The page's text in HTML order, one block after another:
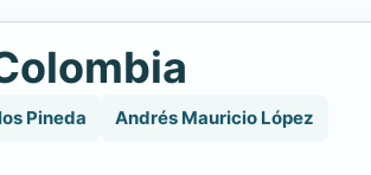
Pineda Andrés Mauricio López